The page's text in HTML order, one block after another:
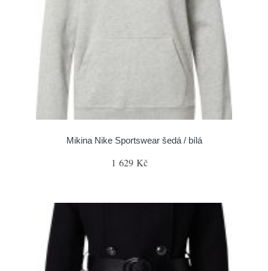
Mikina Nike Sportswear šedá / bílá
1 629 Kč